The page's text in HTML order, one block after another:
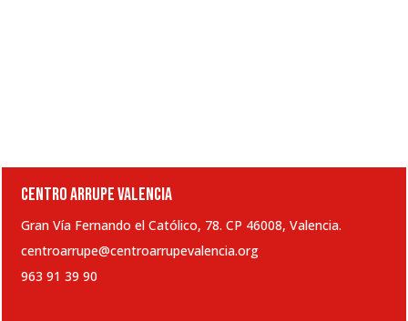
CENTRO ARRUPE VALENCIA
Gran Vía Fernando el Católico, 78. CP 46008, Valencia.
centroarrupe@centroarrupevalencia.org
963 91 39 90